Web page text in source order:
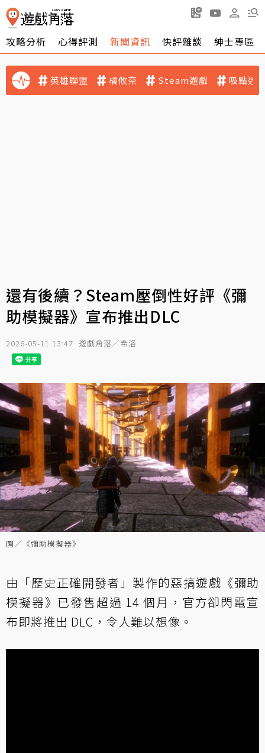
攻略分析 心得評測 新聞資訊 快評雜談 紳士專區
英雄聯盟 橘攸奈 Steam遊戲 吸點迷
還有後續？Steam壓倒性好評《彌
助模擬器》宣布推出DLC
2026-05-11 13:47 遊戲角落／希洛
圖／《彌助模擬器》
由「歷史正確開發者」製作的惡搞遊戲《彌助
模擬器》已發售超過 14 個月，官方卻閃電宣
布即將推出 DLC，令人難以想像。